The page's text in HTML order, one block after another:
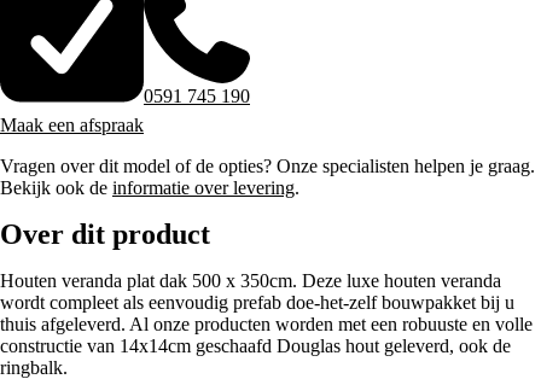
Maak een afspraak
0591 745 190
Vragen over dit model of de opties? Onze specialisten helpen je graag.
Bekijk ook de informatie over levering.
Over dit product
Houten veranda plat dak 500 x 350cm. Deze luxe houten veranda
wordt compleet als eenvoudig prefab doe-het-zelf bouwpakket bij u
thuis afgeleverd. Al onze producten worden met een robuuste en volle
constructie van 14x14cm geschaafd Douglas hout geleverd, ook de
ringbalk.